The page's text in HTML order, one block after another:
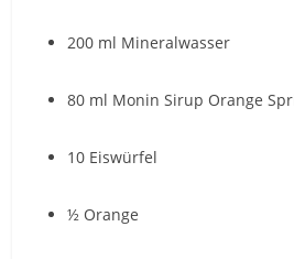
200 ml Mineralwasser
80 ml Monin Sirup Orange
10 Eiswürfel
½ Orange